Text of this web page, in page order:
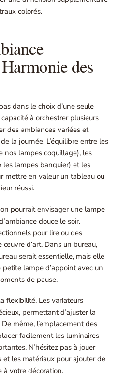
colorés.
des
dans le choix d’une seule
à orchestrer plusieurs
des ambiances variées et
la journée. L’équilibre entre les
nos lampes coquillage), les
les lampes banquier) et les
mettre en valeur un tableau ou
réussi.
pourrait envisager une lampe
douce le soir,
pour lire ou des
d’art. Dans un bureau,
serait essentielle, mais elle
lampe d’appoint avec un
de pause.
flexibilité. Les variateurs
permettant d’ajuster la
même, l’emplacement des
facilement les luminaires
N’hésitez pas à jouer
et les matériaux pour ajouter de
à votre décoration.